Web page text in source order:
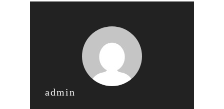
admin